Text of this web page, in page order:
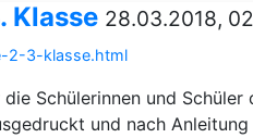
Klasse 28.03.2018,
2-3-klasse.html
Schülerinnen und Schüler
und nach